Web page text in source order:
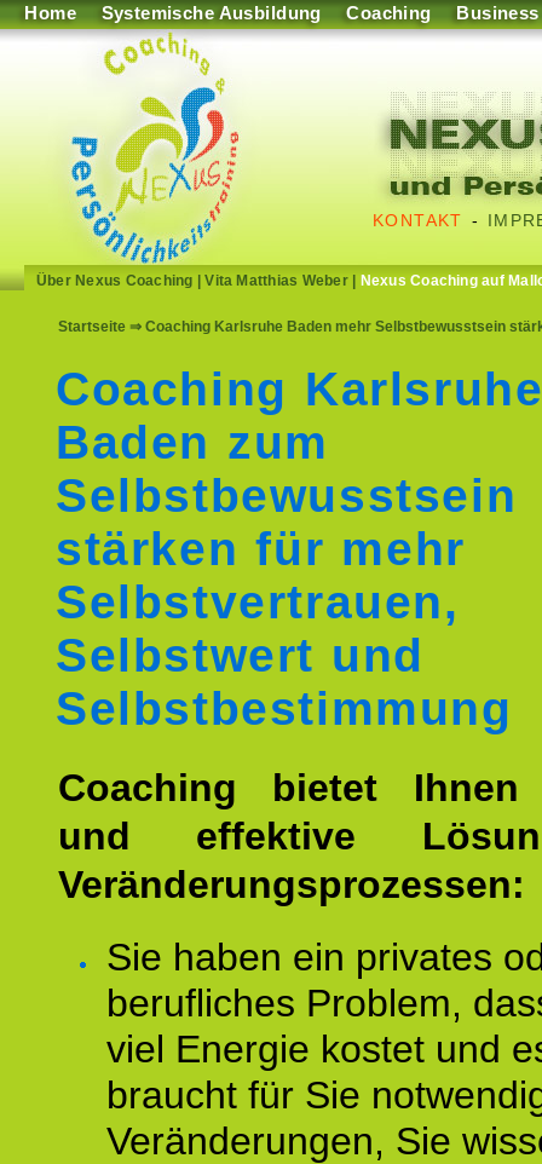
Home Systemische Ausbildung Coaching Business
KONTAKT -
Über Nexus Coaching |Vita Matthias Weber| Nexus Coaching auf
Startseite ⇒ Coaching Karlsruhe Baden mehr Selbstbewusstsein
Coaching
Baden zum
Selbstbewusstsein
stärken für mehr
Selbstvertrauen,
Selbstwert und
Selbstbestimmung
Coaching bietet Ihnen
und effektive
Veränderungsprozessen:
Sie haben ein privates
berufliches Problem,
viel Energie kostet und
braucht für Sie
Veränderungen, Sie